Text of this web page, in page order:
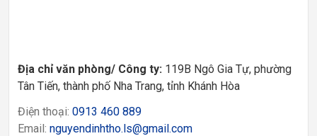
Địa chỉ văn phòng/ Công ty: 119B Ngô Gia Tự, phường
Tân Tiến, thành phố Nha Trang, tỉnh Khánh Hòa
Điện thoại: 0913 460 889
Email: nguyendinhtho.ls@gmail.com